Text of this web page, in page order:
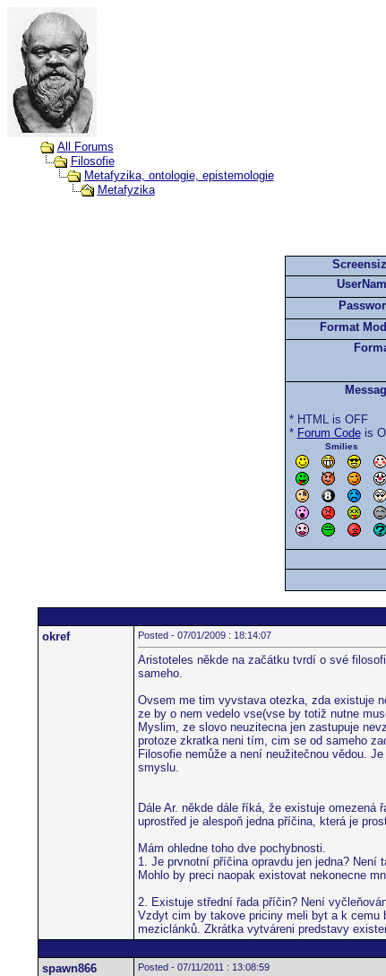
All Forums
Filosofie
Metafyzika, ontologie, epistemologie
Metafyzika
Format
* HTML is OFF
* Forum Codeis
Smilies
okref Posted - 07/01/2009 : 18:14:07
Aristoteles někde na začátku tvrdí o své
sameho.
Ovsem me tim vyvstava otezka, zda existuje
ze by o nem vedelo vse(vse by totiž nutne
Myslim, ze slovo neuzitecna jen zastupuje
protoze zkratka neni tím, cim se od sameho
Filosofie nemůže a není neužitečnou vědou.
smyslu.
Dále Ar. někde dále říká, že existuje
uprostřed je alespoň jedna příčina, která je
Mám ohledne toho dve pochybnosti.
1. Je prvnotní příčina opravdu jen jedna? Není
Mohlo by preci naopak existovat nekonecne
2. Existuje střední řada příčin? Není
Vzdyt cim by takove priciny meli byt a k cemu
meziclánků. Zkrátka vytváreni predstavy
spawn866 Posted - 07/11/2011 : 13:08:59